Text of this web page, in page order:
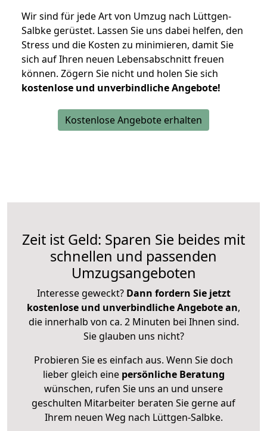
Wir sind für jede Art von Umzug nach Lüttgen-
Salbke gerüstet. Lassen Sie uns dabei helfen, den
Stress und die Kosten zu minimieren, damit Sie
sich auf Ihren neuen Lebensabschnitt freuen
können. Zögern Sie nicht und holen Sie sich
kostenlose und unverbindliche Angebote!
Kostenlose Angebote erhalten
Zeit ist Geld: Sparen Sie beides mit
schnellen und passenden
Umzugsangeboten
Interesse geweckt? Dann fordern Sie jetzt
kostenlose und unverbindliche Angebote an,
die innerhalb von ca. 2 Minuten bei Ihnen sind.
Sie glauben uns nicht?
Probieren Sie es einfach aus. Wenn Sie doch
lieber gleich eine persönliche Beratung
wünschen, rufen Sie uns an und unsere
geschulten Mitarbeiter beraten Sie gerne auf
Ihrem neuen Weg nach Lüttgen-Salbke.